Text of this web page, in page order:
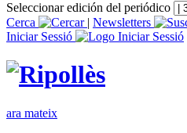
Seleccionar edición del periódico
Cerca
| Newsletters
Iniciar Sessió
ara mateix